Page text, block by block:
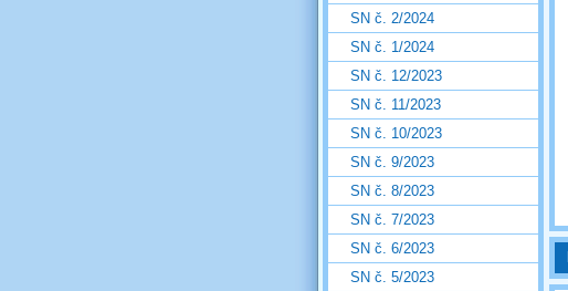
SN č. 2/2024
SN č. 1/2024
SN č. 12/2023
SN č. 11/2023
SN č. 10/2023
SN č. 9/2023
SN č. 8/2023
SN č. 7/2023
SN č. 6/2023
SN č. 5/2023